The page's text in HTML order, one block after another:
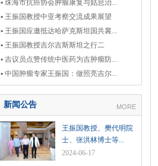
▪ 珠海市抗癌协会肿瘤康复与姑息治...
▪ 王振国教授中亚考察交流成果展望
▪ 王振国应邀抵达哈萨克斯坦国共襄...
▪ 王振国教授吉尔吉斯斯坦之行二
▪ 吉议员点赞传统中医药为吉肿瘤防...
▪ 中国肿瘤专家王振国：做照亮吉尔...
新闻公告 MORE
王振国教授、樊代明院
士、张洪林博士等...
2024-06-17